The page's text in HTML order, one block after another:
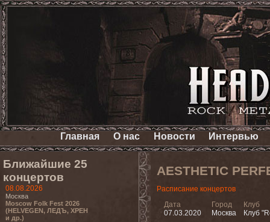
Главная О нас Новости Интервью
Ближайшие 25
концертов
08.08.2026
Москва
Moscow Folk Fest 2026
(HELVEGEN, ЛЕДЪ, ХРЕН
и др.)
AESTHETIC
Расписание концертов
Дата
07.03.2020
Город
Москва
Клуб
Клуб